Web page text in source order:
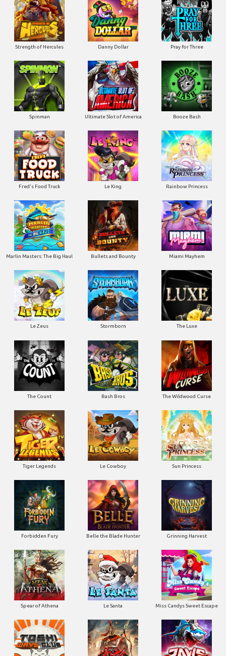
Strength of Hercules Danny Dollar Pray for Three
Spinman Ultimate Slot of America Booze Bash
Fred's Food Truck Le King Rainbow Princess
Marlin Masters: The Big Haul Bullets and Bounty Miami Mayhem
Le Zeus Stormborn The Luxe
The Count Bash Bros The Wildwood Curse
Tiger Legends Le Cowboy Sun Princess
Forbidden Fury Belle the Blade Hunter Grinning Harvest
Spear of Athena Le Santa Miss Candys Sweet Escape